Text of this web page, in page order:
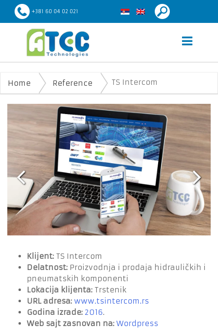
+381 60 04 02 021
Home Reference TS Intercom
Klijent: TS Intercom
Delatnost: Proizvodnja i prodaja hidrauličkih i
pneumatskih komponenti
Lokacija klijenta: Trstenik
URL adresa: www.tsintercom.rs
Godina izrade: 2016.
Web sajt zasnovan na: Wordpress